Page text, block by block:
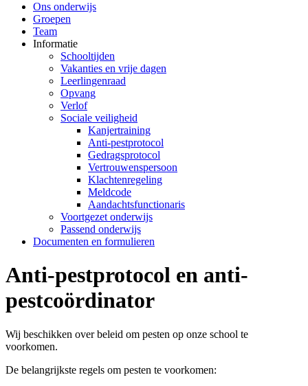
Ons onderwijs
Groepen
Team
Informatie
Schooltijden
Vakanties en vrije dagen
Leerlingenraad
Opvang
Verlof
Sociale veiligheid
Kanjertraining
Anti-pestprotocol
Gedragsprotocol
Vertrouwenspersoon
Klachtenregeling
Meldcode
Aandachtsfunctionaris
Voortgezet onderwijs
Passend onderwijs
Documenten en formulieren
Anti-pestprotocol en anti-
pestcoördinator
Wij beschikken over beleid om pesten op onze school te
voorkomen.
De belangrijkste regels om pesten te voorkomen: